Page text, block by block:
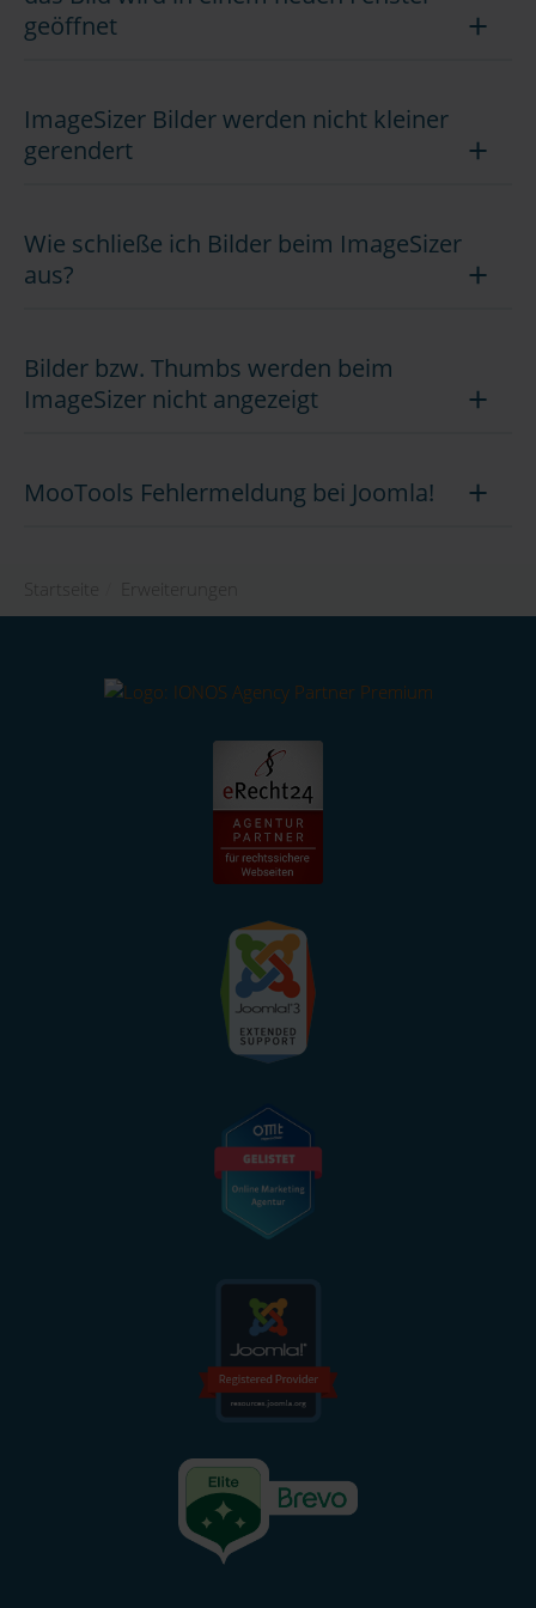
geöffnet
ImageSizer Bilder werden nicht kleiner
gerendert
Wie schließe ich Bilder beim ImageSizer
aus?
Bilder bzw. Thumbs werden beim
ImageSizer nicht angezeigt
MooTools Fehlermeldung bei Joomla!
Startseite Erweiterungen